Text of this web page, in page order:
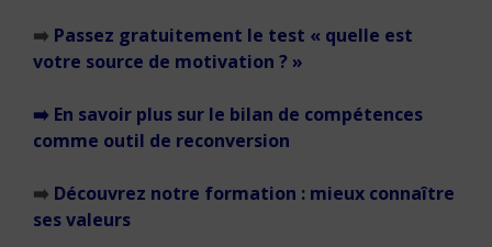
➡️ Passez gratuitement le test « quelle est
votre source de motivation ? »
➡️ En savoir plus sur le bilan de compétences
comme outil de reconversion
➡️ Découvrez notre formation : mieux connaître
ses valeurs